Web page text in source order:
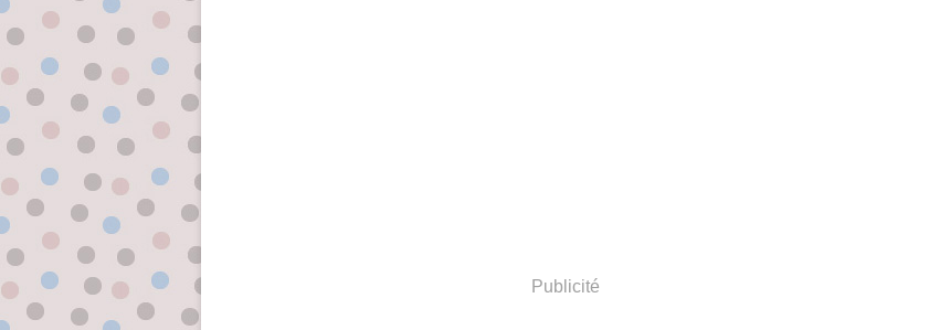
Publicité